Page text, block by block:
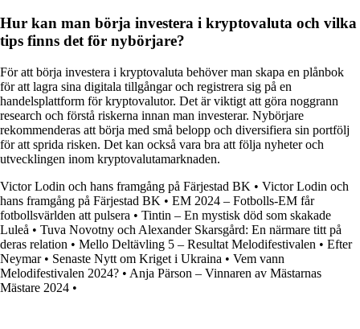
Hur kan man börja investera i kryptovaluta och vilka
tips finns det för nybörjare?
För att börja investera i kryptovaluta behöver man skapa en plånbok
för att lagra sina digitala tillgångar och registrera sig på en
handelsplattform för kryptovalutor. Det är viktigt att göra noggrann
research och förstå riskerna innan man investerar. Nybörjare
rekommenderas att börja med små belopp och diversifiera sin portfölj
för att sprida risken. Det kan också vara bra att följa nyheter och
utvecklingen inom kryptovalutamarknaden.
Victor Lodin och hans framgång på Färjestad BK • Victor Lodin och
hans framgång på Färjestad BK • EM 2024 – Fotbolls-EM får
fotbollsvärlden att pulsera • Tintin – En mystisk död som skakade
Luleå • Tuva Novotny och Alexander Skarsgård: En närmare titt på
deras relation • Mello Deltävling 5 – Resultat Melodifestivalen • Efter
Neymar• Senaste Nytt om Kriget i Ukraina • Vem vann
Melodifestivalen 2024? • Anja Pärson – Vinnaren av Mästarnas
Mästare 2024 •